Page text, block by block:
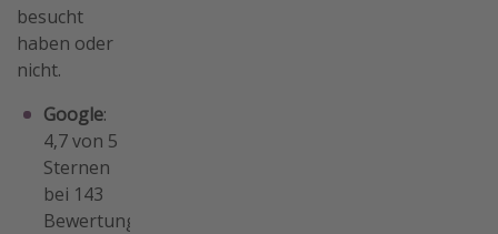
besucht
haben oder
nicht.
Google:
4,7 von 5
Sternen
bei 143
Bewertungen